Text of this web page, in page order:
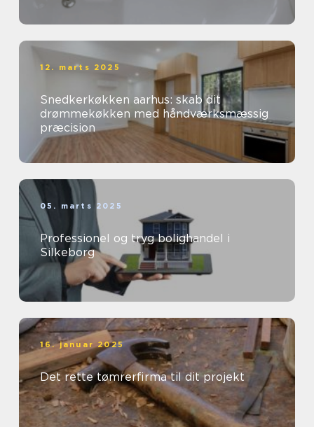
12. marts 2025
Snedkerkøkken aarhus: skab dit
drømmekøkken med håndværksmæssig
præcision
05. marts 2025
Professionel og tryg bolighandel i
Silkeborg
16. januar 2025
Det rette tømrerfirma til dit projekt